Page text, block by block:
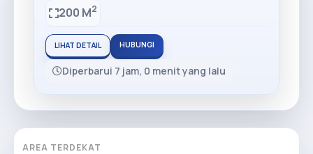
200 M2
LIHAT DETAIL HUBUNGI
Diperbarui 7 jam, 0 menit yang lalu
AREA TERDEKAT